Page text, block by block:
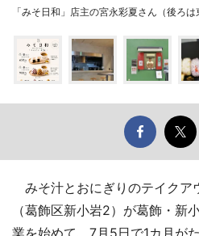
「みそ日和」店主の宮永彩夏さん（後ろ
みそ汁とおにぎりのテイクア
（葛飾区新小岩2）が葛飾・新
業を始めて、7月5日で1カ月がた